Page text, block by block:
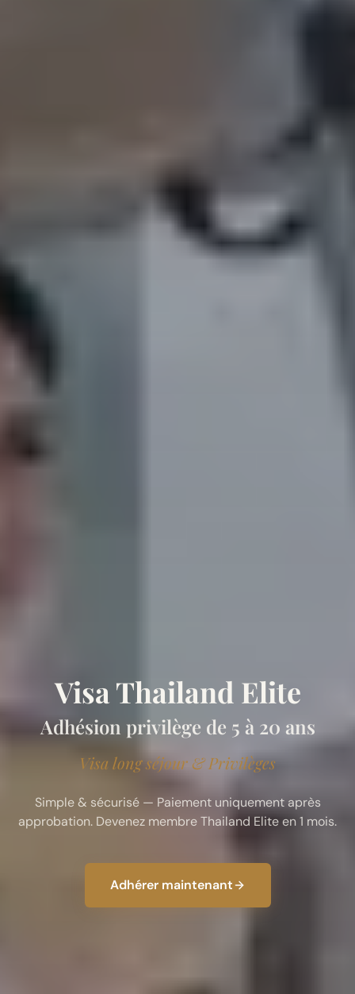
Visa Thailand Elite
Adhésion privilège de 5 à 20 ans
Visa long séjour & Privilèges
Simple & sécurisé — Paiement uniquement après
approbation. Devenez membre Thailand Elite en 1 mois.
Adhérer maintenant